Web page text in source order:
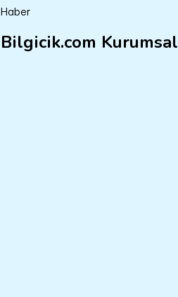
Haber
Bilgicik.com Kurumsal